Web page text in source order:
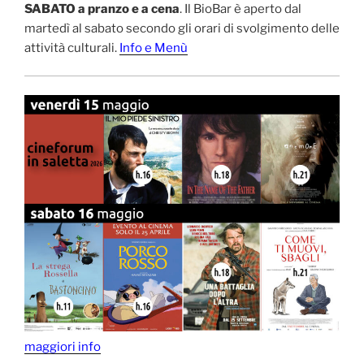
SABATO a pranzo e a cena. Il BioBar è aperto dal
martedì al sabato secondo gli orari di svolgimento delle
attività culturali. Info e Menù
maggiori info